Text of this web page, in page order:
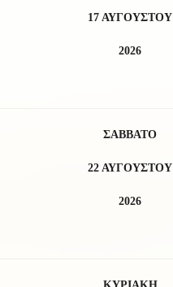
17 ΑΥΓΟΥΣΤΟΥ
2026
ΣΑΒΒΑΤΟ
22 ΑΥΓΟΥΣΤΟΥ
2026